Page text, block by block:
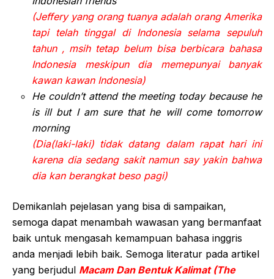
(Jeffery yang orang tuanya adalah orang Amerika
tapi telah tinggal di Indonesia selama sepuluh
tahun , msih tetap belum bisa berbicara bahasa
Indonesia meskipun dia memepunyai banyak
kawan kawan Indonesia)
He couldn’t attend the meeting today because he
is ill but I am sure that he will come tomorrow
morning
(Dia(laki-laki) tidak datang dalam rapat hari ini
karena dia sedang sakit namun say yakin bahwa
dia kan berangkat beso pagi)
Demikanlah pejelasan yang bisa di sampaikan,
semoga dapat menambah wawasan yang bermanfaat
baik untuk mengasah kemampuan bahasa inggris
anda menjadi lebih baik. Semoga literatur pada artikel
yang berjudul Macam Dan Bentuk Kalimat (The